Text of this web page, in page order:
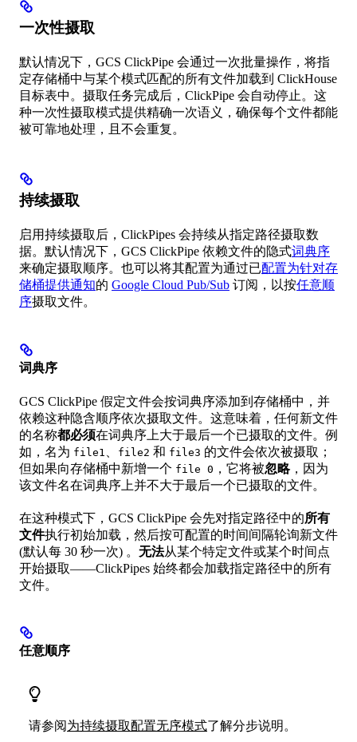
一次性摄取
默认情况下，GCS ClickPipe 会通过一次批量操作，将指
定存储桶中与某个模式匹配的所有文件加载到 ClickHouse
目标表中。摄取任务完成后，ClickPipe 会自动停止。这
种一次性摄取模式提供精确一次语义，确保每个文件都能
被可靠地处理，且不会重复。
持续摄取
启用持续摄取后，ClickPipes 会持续从指定路径摄取数
据。默认情况下，GCS ClickPipe 依赖文件的隐式词典序
来确定摄取顺序。也可以将其配置为通过已配置为针对存
储桶提供通知的 Google Cloud Pub/Sub 订阅，以按任意顺
序摄取文件。
词典序
GCS ClickPipe 假定文件会按词典序添加到存储桶中，并
依赖这种隐含顺序依次摄取文件。这意味着，任何新文件
的名称都必须在词典序上大于最后一个已摄取的文件。例
如，名为 file1 file2 和 file3 的文件会依次被摄取；
但如果向存储桶中新增一个 file 0 ，它将被忽略，因为
该文件名在词典序上并不大于最后一个已摄取的文件。
在这种模式下，GCS ClickPipe 会先对指定路径中的所有
文件执行初始加载，然后按可配置的时间间隔轮询新文件
(默认每 30 秒一次) 。 无法从某个特定文件或某个时间点
开始摄取——ClickPipes 始终都会加载指定路径中的所有
文件。
任意顺序
请参阅为持续摄取配置无序模式了解分步说明。